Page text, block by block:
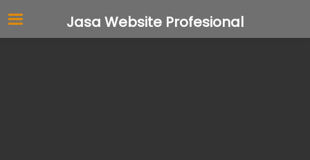
Jasa Website Profesional